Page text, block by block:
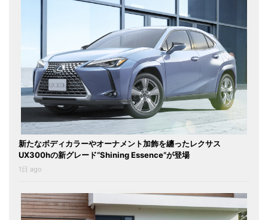
新たなボディカラーやオーナメント加飾を纏ったレクサス
UX300hの新グレード“Shining Essence”が登場
1日 ago